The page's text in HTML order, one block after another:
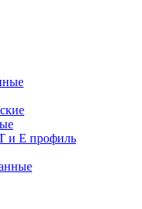
и Е профиль